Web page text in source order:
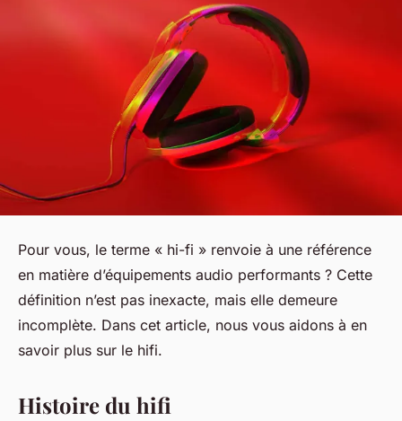
Pour vous, le terme « hi-fi » renvoie à une référence
en matière d’équipements audio performants ? Cette
définition n’est pas inexacte, mais elle demeure
incomplète. Dans cet article, nous vous aidons à en
savoir plus sur le hifi.
Histoire du hifi